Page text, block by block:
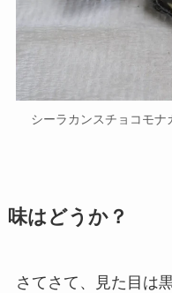
シーラカンスチョコモナ
味はどうか？
さてさて、見た目は